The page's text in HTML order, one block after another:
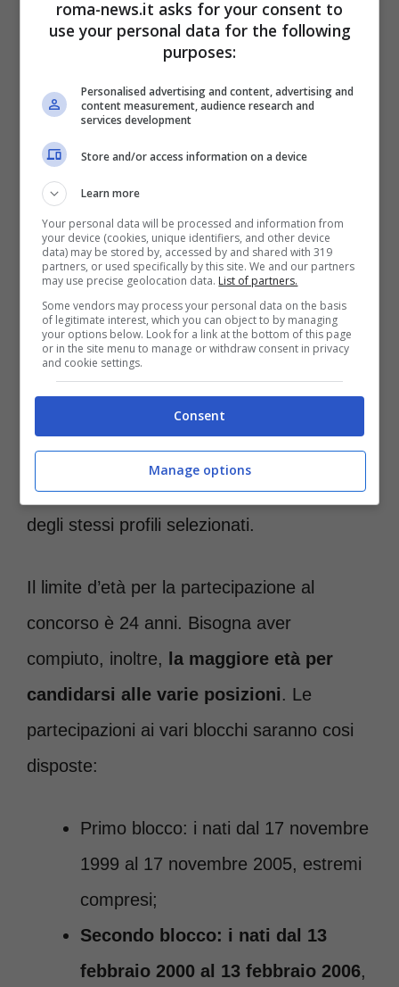
principali. 2200 posti per il primo blocco,
altri, in 2144 posti assegnati all’esercito,
per incarico come elettricista
infrastrutturale
idraulico infrastrutturale.
Il secondo blocco prevede altri 2200 posti
suddivisi, tra gli altri, in 1944 per l’esercito,
8 per Elettricista infrastrutturale, 10 per
incarico da muratore, 10 per incarico da
falegname. Il terzo blocco,
altre 2000 unitàandrà a prevedere una
distribuzione molto simile ai due precedenti
degli stessi profili selezionati.
Il limite d’età per la partecipazione al
concorso è 24 anni. Bisogna aver
compiuto, inoltre,
la maggiore età per
candidarsi alle varie posizioni. Le
partecipazioni ai vari blocchi saranno cosi
disposte:
Primo blocco: i nati dal 17 novembre
1999 al 17 novembre 2005, estremi
compresi;
Secondo blocco: i nati dal 13
febbraio 2000 al 13 febbraio 2006,
roma-news.it asks for your consent to
use your personal data for the following
purposes:
Personalised advertising and content, advertising and
content measurement, audience research and
services development
Store and/or access information on a device
Learn more
Your personal data will be processed and information from
your device (cookies, unique identifiers, and other device
data) may be stored by, accessed by and shared with 319
partners, or used specifically by this site. We and our partners
may use precise geolocation data. List of partners.
Some vendors may process your personal data on the basis
of legitimate interest, which you can object to by managing
your options below. Look for a link at the bottom of this page
or in the site menu to manage or withdraw consent in privacy
and cookie settings.
Consent
Manage options